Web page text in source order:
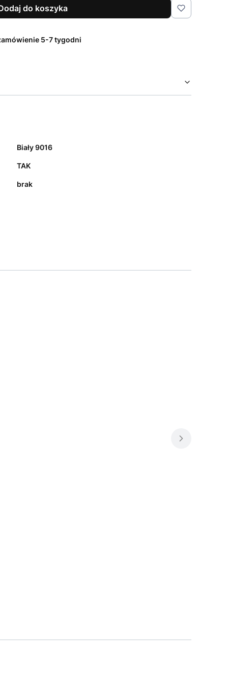
do koszyka
5-7 tygodni
Biały 9016
TAK
brak